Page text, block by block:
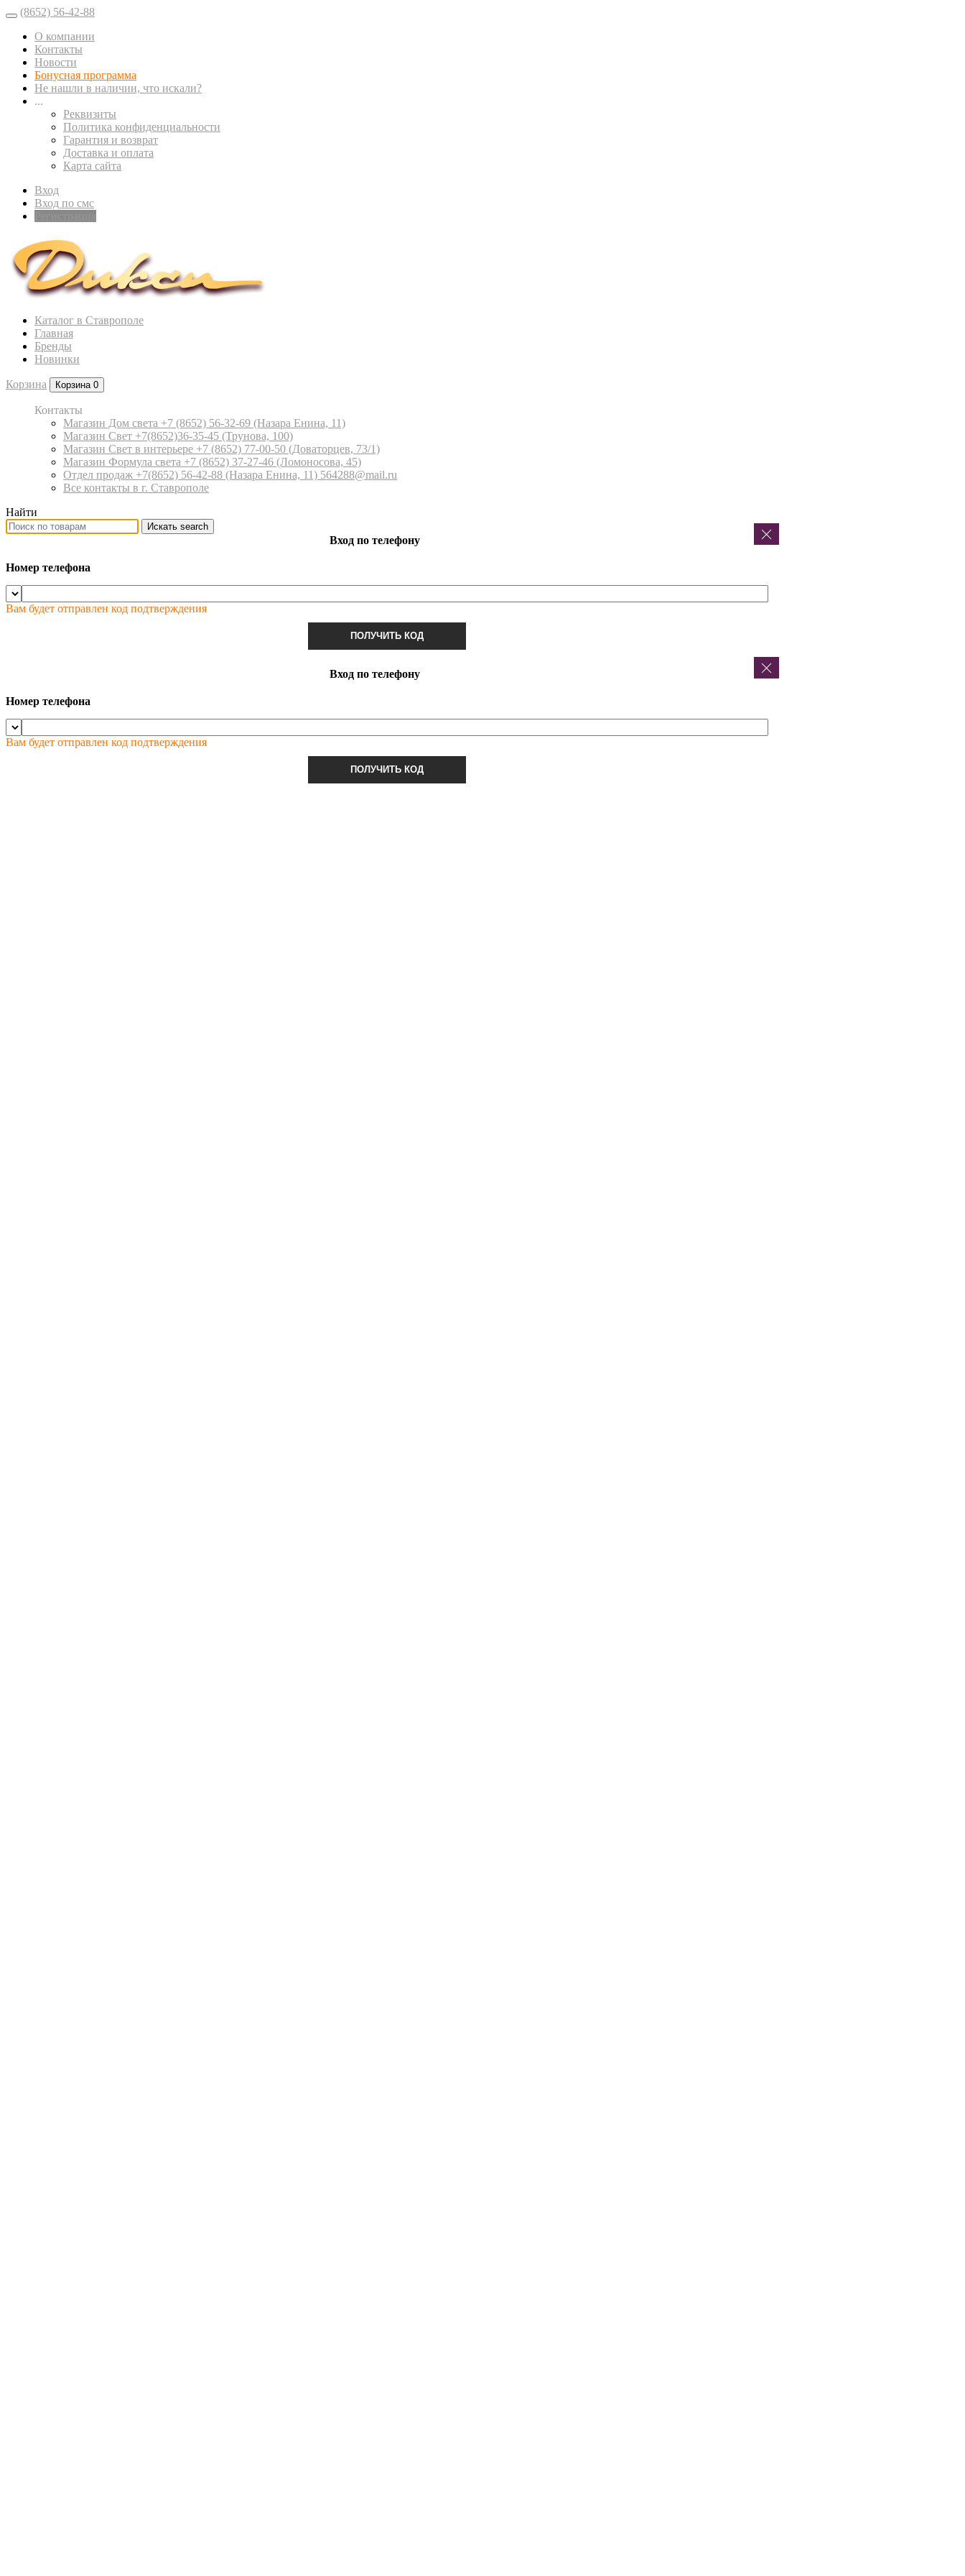
(8652) 56-42-88
О компании
Контакты
Новости
Бонусная программа
Не нашли в наличии, что искали?
...
Реквизиты
Политика конфиденциальности
Гарантия и возврат
Доставка и оплата
Карта сайта
Вход
Вход по смс
Каталог в Ставрополе
Главная
Бренды
Новинки
Корзина Корзина 0
Контакты
Магазин Дом света +7 (8652) 56-32-69 (Назара Енина, 11)
Магазин Свет +7(8652)36-35-45 (Трунова, 100)
Магазин Свет в интерьере +7 (8652) 77-00-50 (Доваторцев, 73/1)
Магазин Формула света +7 (8652) 37-27-46 (Ломоносова, 45)
Отдел продаж +7(8652) 56-42-88 (Назара Енина, 11) 564288@mail.ru
Все контакты в г. Ставрополе
Найти
Искать search
Вход по телефону
Номер телефона
Вам будет отправлен код подтверждения
ПОЛУЧИТЬ КОД
Вход по телефону
Номер телефона
Вам будет отправлен код подтверждения
ПОЛУЧИТЬ КОД